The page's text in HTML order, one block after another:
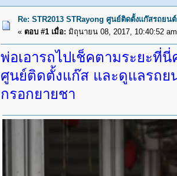
Re: STR2013 STRayong ศูนย์ติดตั้งแก๊สรถยน
« ตอบ #1 เมื่อ: มิถุนายน 08, 2017, 10:40:52
พ่อเอารถไปเช็คตามระยะ
ศูนย์ติดตั้งแก๊ส และดูแลรถยน
กรอกยายชา